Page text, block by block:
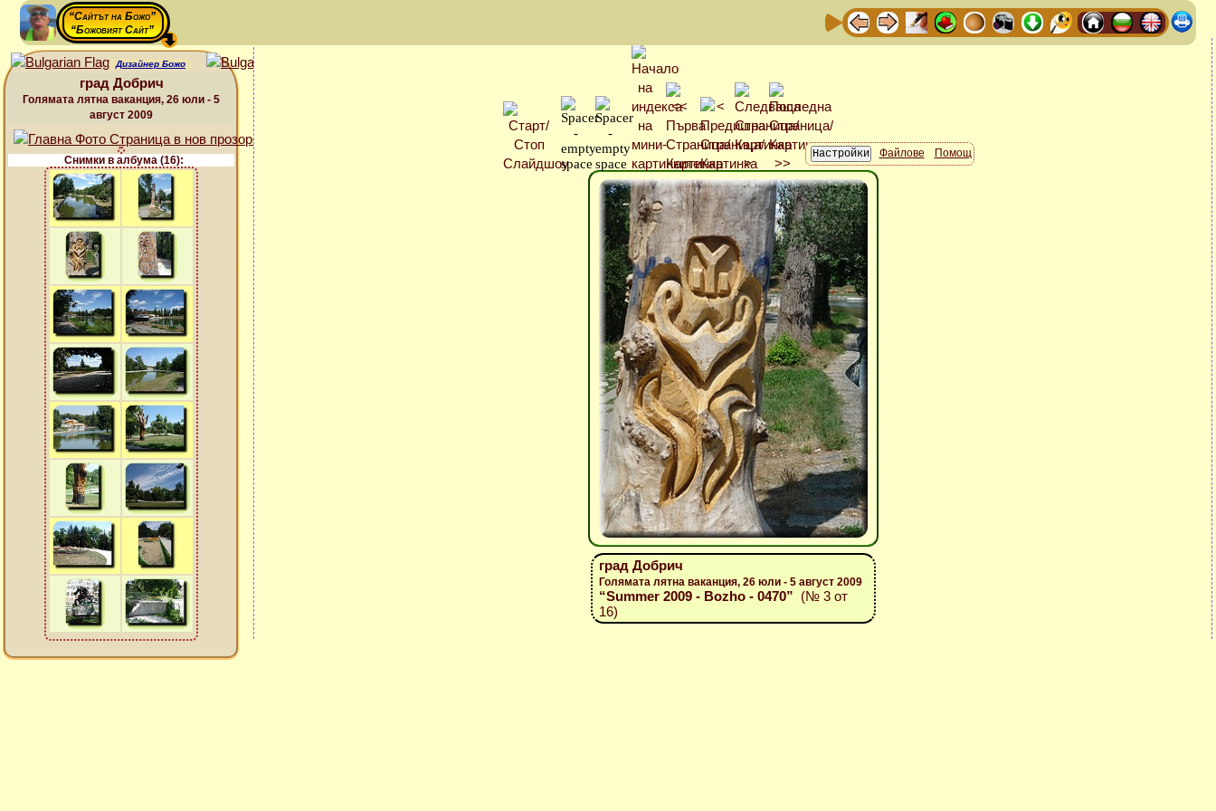
“Сайтът на Божо”
“Божовият Сайт”
Дизайнер Божо
град Добрич
Голямата лятна ваканция, 26 юли - 5
август 2009
Снимки в албума (16):
Файлове Помощ
град Добрич
Голямата лятна ваканция, 26 юли - 5 август 2009
“Summer 2009 - Bozho - 0470” (№ 3 от
16)